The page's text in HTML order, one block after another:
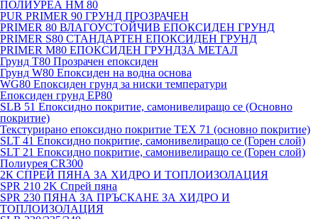
ПОЛИУРЕА HM 80
PUR PRIMER 90 ГРУНД ПРОЗРАЧЕН
PRIMER 80 ВЛАГОУСТОЙЧИВ ЕПОКСИДЕН ГРУНД
PRIMER S80 СТАНДАРТЕН ЕПОКСИДЕН ГРУНД
PRIMER M80 ЕПОКСИДЕН ГРУНДЗА МЕТАЛ
Грунд Т80 Прозрачен епоксиден
Грунд W80 Епоксиден на водна основа
WG80 Епоксиден грунд за ниски температури
Епоксиден грунд EP80
SLB 51 Епоксидно покритие, самонивелиращо се (Основно
покритие)
Текстурирано епоксидно покритие TEX 71 (основно покритие)
SLT 41 Епоксидно покритие, самонивелиращо се (Горен слой)
SLT 21 Епоксидно покритие, самонивелиращо се (Горен слой)
Полиурея CR300
2К СПРЕЙ ПЯНА ЗА ХИДРО И ТОПЛОИЗОЛАЦИЯ
SPR 210 2K Спрей пяна
SPR 230 ПЯНА ЗА ПРЪСКАНЕ ЗА ХИДРО И
ТОПЛОИЗОЛАЦИЯ